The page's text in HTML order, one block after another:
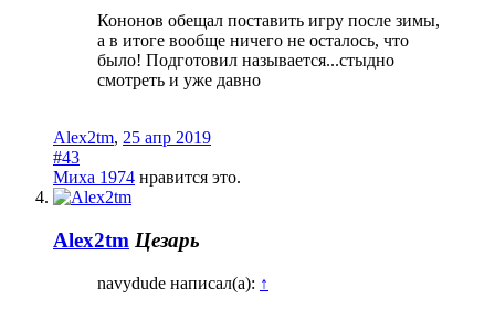
Кононов обещал поставить игру после зимы,
а в итоге вообще ничего не осталось, что
было! Подготовил называется...стыдно
смотреть и уже давно
Alex2tm, 25 апр 2019
#43
Миха 1974 нравится это.
Alex2tm Цезарь
navydude написал(а): ↑